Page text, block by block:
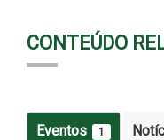
CONTEÚDO
Eventos 1